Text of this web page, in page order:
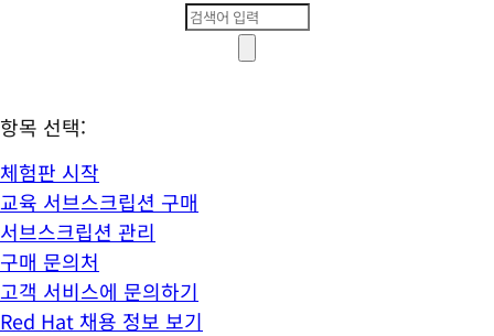
항목 선택:
체험판 시작
교육 서브스크립션 구매
서브스크립션 관리
구매 문의처
고객 서비스에 문의하기
Red Hat 채용 정보 보기